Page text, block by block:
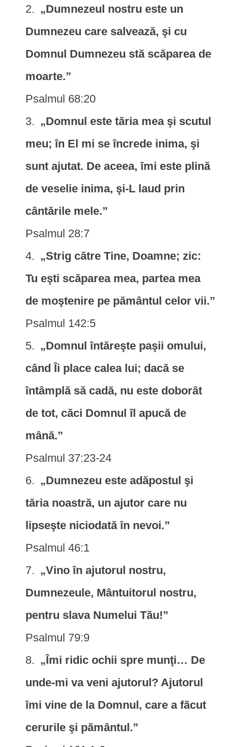
„Dumnezeul nostru este un
Dumnezeu care salvează, şi cu
Domnul Dumnezeu stă scăparea de
moarte.”
Psalmul 68:20
„Domnul este tăria mea şi scutul
meu; în El mi se încrede inima, şi
sunt ajutat. De aceea, îmi este plină
de veselie inima, şi-L laud prin
cântările mele.”
Psalmul 28:7
„Strig către Tine, Doamne; zic:
Tu eşti scăparea mea, partea mea
de moştenire pe pământul celor vii.”
Psalmul 142:5
„Domnul întăreşte paşii omului,
când Îi place calea lui; dacă se
întâmplă să cadă, nu este doborât
de tot, căci Domnul îl apucă de
mână.”
Psalmul 37:23-24
„Dumnezeu este adăpostul şi
tăria noastră, un ajutor care nu
lipseşte niciodată în nevoi.”
Psalmul 46:1
„Vino în ajutorul nostru,
Dumnezeule, Mântuitorul nostru,
pentru slava Numelui Tău!”
Psalmul 79:9
„Îmi ridic ochii spre munţi… De
unde-mi va veni ajutorul? Ajutorul
îmi vine de la Domnul, care a făcut
cerurile şi pământul.”